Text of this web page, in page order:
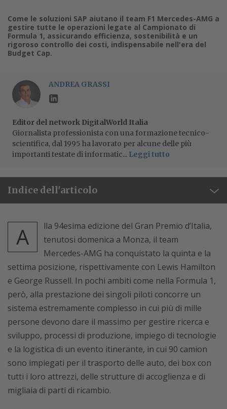
Come le soluzioni SAP aiutano il team F1 Mercedes-AMG a
gestire tutte le operazioni legate al Campionato di
Formula 1, assicurando efficienza, sostenibilità e un
rigoroso controllo dei costi, indispensabile nell'era del
Budget Cap.
ANDREA GRASSI
Editor del network DigitalWorld Italia
Giornalista professionista con una formazione tecnico-
scientifica, dal 1995 ha lavorato per alcune delle più
importanti testate di informatic... Leggi tutto
Indice dell'articolo
A
lla 94esima edizione del Gran Premio d’Italia,
tenutosi domenica a Monza, il team
Mercedes-AMG ha conquistato la quinta e la
settima posizione, rispettivamente con Lewis Hamilton
e George Russell. In pochi ambiti come nella Formula 1,
però, alla prestazione dei singoli piloti concorre un
sistema estremamente complesso in cui più di mille
persone devono dare il massimo per gestire ricerca e
sviluppo, processi di produzione, impiego di tecnologie
e la logistica di un evento itinerante, in cui 90 camion
sono impiegati per il trasporto delle auto, dei box con
tutti i loro attrezzi, delle strutture di accoglienza e di
migliaia di parti di ricambio.